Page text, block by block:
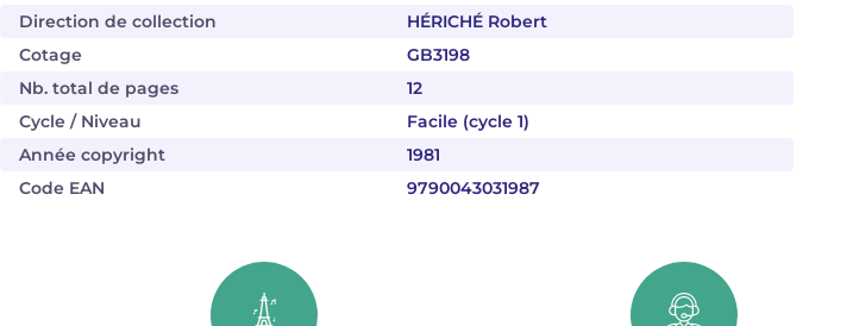
Direction de collection
HÉRICHÉ Robert
Cotage
GB3198
Nb. total de pages
12
Cycle / Niveau
Facile (cycle 1)
Année copyright
1981
Code EAN
9790043031987